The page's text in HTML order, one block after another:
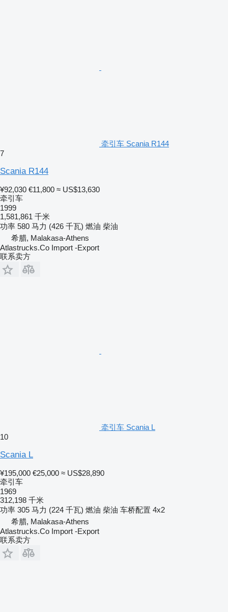
牵引车 Scania R144
7
Scania R144
¥92,030 €11,800 ≈ US$13,630
牵引车
1999
1,581,861 千米
功率 580 马力 (426 千瓦) 燃油 柴油
希腊, Malakasa-Athens
Atlastrucks.Co Import -Export
联系卖方
牵引车 Scania L
10
Scania L
¥195,000 €25,000 ≈ US$28,890
牵引车
1969
312,198 千米
功率 305 马力 (224 千瓦) 燃油 柴油 车桥配置 4x2
希腊, Malakasa-Athens
Atlastrucks.Co Import -Export
联系卖方